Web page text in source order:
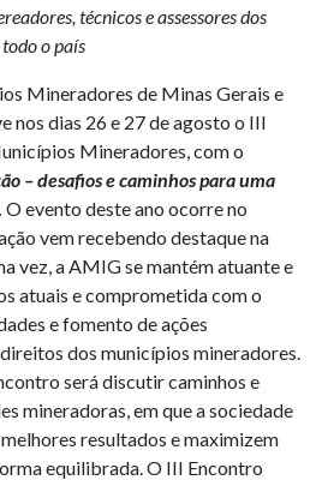
técnicos e assessores dos
o país
Mineradores de Minas Gerais e
nos dias 26 e 27 de agosto o III
Mineradores, com o
– desafios e caminhos para uma
O evento deste ano ocorre no
vem recebendo destaque na
vez, a AMIG se mantém atuante e
atuais e comprometida com o
e fomento de ações
dos municípios mineradores.
será discutir caminhos e
mineradoras, em que a sociedade
resultados e maximizem
equilibrada. O III Encontro